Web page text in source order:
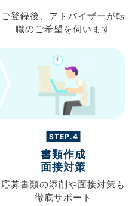
ご登録後、 アドバイザーが転
職のご希望を伺います
STEP.4
書類作成
面接対策
応募書類の添削や面接対策も
徹底サポート